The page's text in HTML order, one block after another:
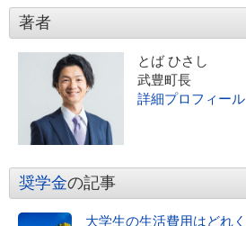
著者
とば ひさし
武豊町長
詳細プロフィール
奨学金の記事
大学生の生活費用はどれ